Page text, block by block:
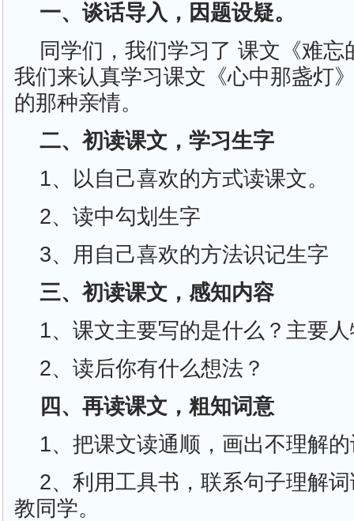
一、谈话导入，因题设疑。
同学们，我们学习了 课文《难忘
我们来认真学习课文《心中那盏灯
的那种亲情。
二、初读课文，学习生字
1、以自己喜欢的方式读课文。
2、读中勾划生字
3、用自己喜欢的方法识记生字
三、初读课文，感知内容
1、课文主要写的是什么？主要
2、读后你有什么想法？
四、再读课文，粗知词意
1、把课文读通顺，画出不理解
2、利用工具书，联系句子理解
教同学。